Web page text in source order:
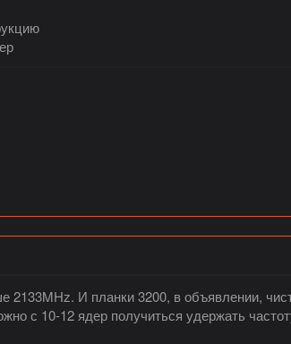
И планки 3200, в объявлении,
с 10-12 ядер получиться удержать